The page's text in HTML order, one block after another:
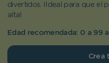
divertidos. ¡Ideal para que el
alta!
Edad recomendada: 0 a 99
Crea